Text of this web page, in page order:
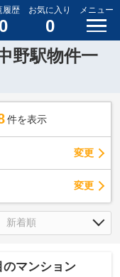
履歴
0
お気に入り
0
メニュー
野駅物件一
件を表示
変更
変更
マンション